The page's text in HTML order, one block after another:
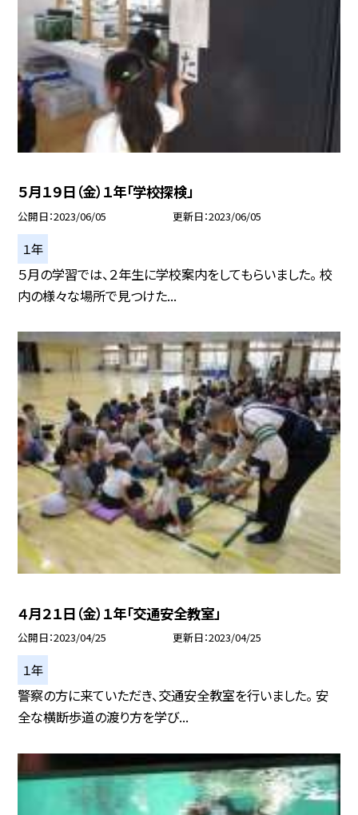
５月１９日（金）１年「学校探検」
公開日 2023/06/05 更新日 2023/06/05
１年
５月の学習では、２年生に学校案内をしてもらいました。 校
内の様々な場所で見つけた...
４月２１日（金）１年「交通安全教室」
公開日 2023/04/25 更新日 2023/04/25
１年
警察の方に来ていただき、交通安全教室を行いました。 安
全な横断歩道の渡り方を学び...